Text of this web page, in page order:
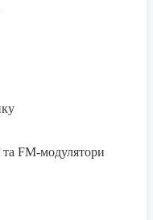
та FM-модулятори